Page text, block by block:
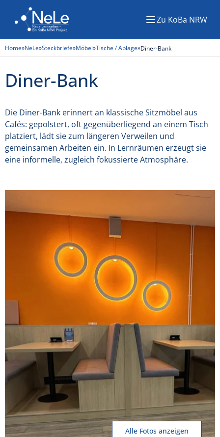
MenüZu KoBa NRW
Home»NeLe»Steckbriefe»Möbel»Tische / Ablage»Diner-Bank
Diner-Bank
Die Diner-Bank erinnert an klassische Sitzmöbel aus
Cafés: gepolstert, oft gegenüberliegend an einem Tisch
platziert, lädt sie zum längeren Verweilen und
gemeinsamen Arbeiten ein. In Lernräumen erzeugt sie
eine informelle, zugleich fokussierte Atmosphäre.
Alle Fotos anzeigen